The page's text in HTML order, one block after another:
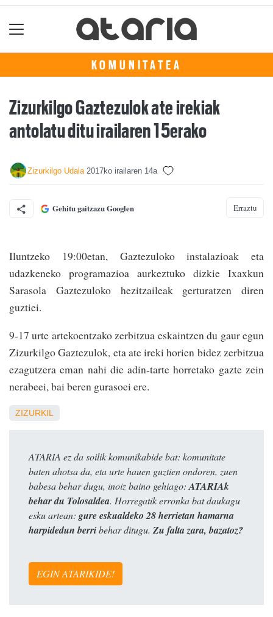
KOMUNITATEA
Zizurkilgo Gaztezulok ate irekiak
antolatu ditu irailaren 15erako
Zizurkilgo Udala 2017ko irailaren 14a
Gehitu gaitzazu Googlen Erraztu
Iluntzeko 19:00etan, Gaztezuloko instalazioak eta
udazkeneko programazioa aurkeztuko dizkie Ixaxkun
Sarasola Gaztezuloko hezitzaileak gerturatzen diren
guztiei.
9-17 urte artekoentzako zerbitzua eskaintzen du gaur egun
Zizurkilgo Gaztezulok, eta ate ireki horien bidez zerbitzua
ezagutzera eman nahi die adin-tarte horretako gazte zein
nerabeei, bai beren gurasoei ere.
ZIZURKIL
ATARIA ez da soilik komunikabide bat: komunitate
baten ahotsa da, eta urte hauen guztien ondoren, zuen
babesa behar dugu, inoiz baino gehiago: ATARIAk
behar du Tolosaldea. Horregatik erronka bat daukagu
esku artean: gure eskualdeko 28 herrietan hamarna
harpidedun berribehar ditugu. Zu falta zara, bazatoz?
EGIN ATARIKIDE!